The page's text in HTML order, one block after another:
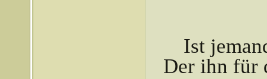
Ist
Der ihn für